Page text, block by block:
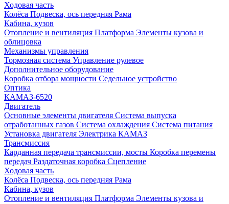
Ходовая часть
Колёса Подвеска, ось передняя Рама
Кабина, кузов
Отопление и вентиляция Платформа Элементы кузова и
облицовка
Механизмы управления
Тормозная система Управление рулевое
Дополнительное оборудование
Коробка отбора мощности Седельное устройство
Оптика
КАМАЗ-6520
Двигатель
Основные элементы двигателя Система выпуска
отработанных газов Система охлаждения Система питания
Установка двигателя Электрика КАМАЗ
Трансмиссия
Карданная передача трансмиссии, мосты Коробка перемены
передач Раздаточная коробка Сцепление
Ходовая часть
Колёса Подвеска, ось передняя Рама
Кабина, кузов
Отопление и вентиляция Платформа Элементы кузова и